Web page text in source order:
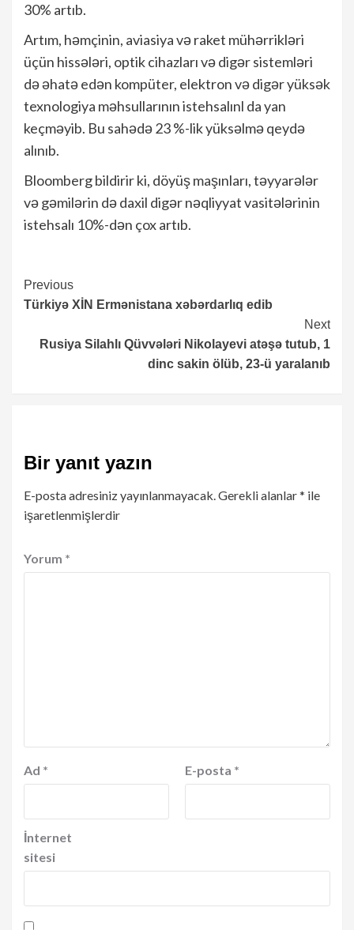
30% artıb.
Artım, həmçinin, aviasiya və raket mühərrikləri
üçün hissələri, optik cihazları və digər sistemləri
də əhatə edən kompüter, elektron və digər yüksək
texnologiya məhsullarının istehsalınl da yan
keçməyib. Bu sahədə 23 %-lik yüksəlmə qeydə
alınıb.
Bloomberg bildirir ki, döyüş maşınları, təyyarələr
və gəmilərin də daxil digər nəqliyyat vasitələrinin
istehsalı 10%-dən çox artıb.
Continue
Reading
Previous
Türkiyə XİN Ermənistana xəbərdarlıq edib
Next
Rusiya Silahlı Qüvvələri Nikolayevi atəşə tutub, 1
dinc sakin ölüb, 23-ü yaralanıb
Bir yanıt yazın
E-posta adresiniz yayınlanmayacak.Gerekli alanlar* ile
işaretlenmişlerdir
Yorum *
Ad * E-posta *
İnternet
sitesi